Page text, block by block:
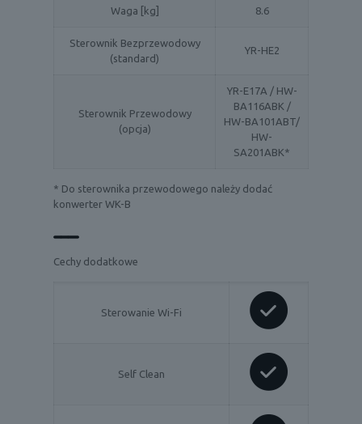
Waga [kg] 8.6
Sterownik Bezprzewodowy
(standard)
YR-HE2
Sterownik Przewodowy
(opcja)
YR-E17A / HW-
BA116ABK /
HW-BA101ABT/
HW-
SA201ABK*
* Do sterownika przewodowego należy dodać
konwerter WK-B
Cechy dodatkowe
Sterowanie Wi-Fi
Self Clean